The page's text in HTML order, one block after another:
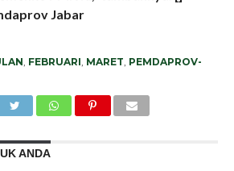
Jabar
, FEBRUARI, MARET, PEMDAPROV-
ANDA